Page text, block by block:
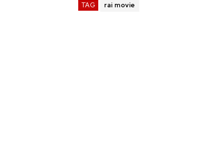
TAG rai movie